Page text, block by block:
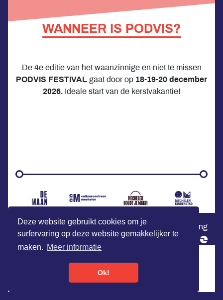
Deze website gebruikt cookies om je
surfervaring op deze website gemakkelijker te
maken. Meer informatie
Ok!
WANNEER IS PODVIS?
De 4e editie van het waanzinnige en niet te missen
PODVIS FESTIVAL gaat door op 18-19-20 december
2026. Ideale start van de kerstvakantie!
©podvis festival - p.a. DE MAAN, Minderbroedersgang
3, 2800 Mechelen +32 (0)15 200 200